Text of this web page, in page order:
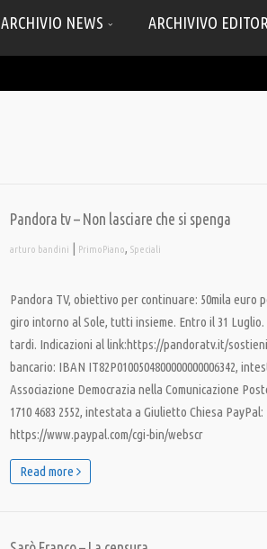
ARCHIVIO NEWS ARCHIVIVO
Pandora tv – Non lasciare che si spenga
arturo bandini | PrimoPiano, Speciali
Pandora TV, obiettivo per continuare: 50mila euro
giro intorno al Sole, tutti insieme. Entro il 31 Luglio.
tardi. Indicazioni al link:https://pandoratv.it/
bancario: IBAN IT82P0100504800000000006342,
Associazione Democrazia nella Comunicazione
1710 4683 2552, intestata a Giulietto Chiesa PayPal:
https://www.paypal.com/cgi-bin/webscr
Read more